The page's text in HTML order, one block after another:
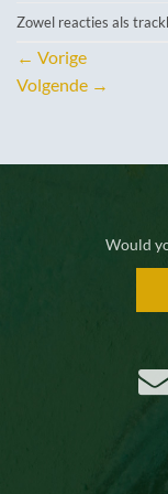
Zowel reacties als
← Vorige
Volgende →
Would